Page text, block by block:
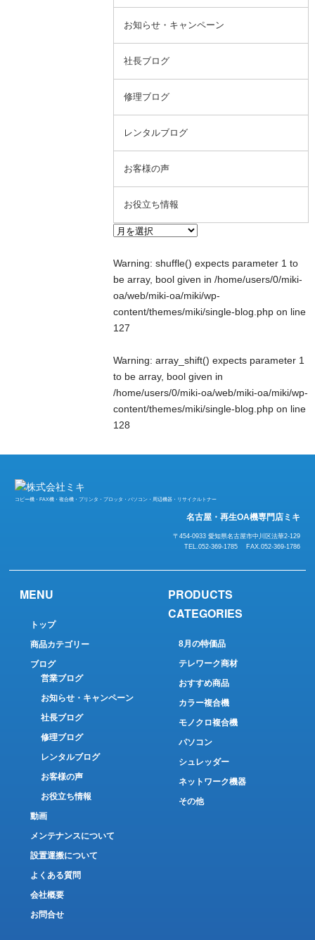
お知らせ・キャンペーン
社長ブログ
修理ブログ
レンタルブログ
お客様の声
お役立ち情報
Warning: shuffle() expects parameter 1 to
be array, bool given in/home/users/0/miki-
oa/web/miki-oa/miki/wp-
content/themes/miki/single-blog.php on line
127
Warning: array_shift() expects parameter 1
to be array, bool given in
/home/users/0/miki-oa/web/miki-oa/miki/wp-
content/themes/miki/single-blog.php on line
128
コピー機・FAX機・複合機・プリンタ・プロッタ・パソコン・周辺機器・リサイクルトナー
名古屋・再生OA機専門店ミキ
〒454-0933 愛知県名古屋市中川区法華2-129
TEL.052-369-1785 FAX.052-369-1786
MENU
トップ
商品カテゴリー
ブログ
営業ブログ
お知らせ・キャンペーン
社長ブログ
修理ブログ
レンタルブログ
お客様の声
お役立ち情報
動画
メンテナンスについて
設置運搬について
よくある質問
会社概要
お問合せ
PRODUCTS
CATEGORIES
8月の特価品
テレワーク商材
おすすめ商品
カラー複合機
モノクロ複合機
パソコン
シュレッダー
ネットワーク機器
その他